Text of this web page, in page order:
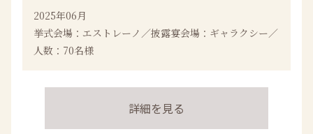
2025年06月
挙式会場：エストレーノ／披露宴会場：ギャラクシー／
人数：70名様
詳細を見る